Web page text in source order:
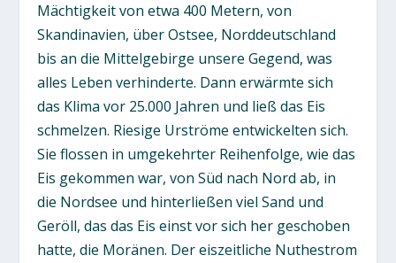
Mächtigkeit von etwa 400 Metern, von
Skandinavien, über Ostsee, Norddeutschland
bis an die Mittelgebirge unsere Gegend, was
alles Leben verhinderte. Dann erwärmte sich
das Klima vor 25.000 Jahren und ließ das Eis
schmelzen. Riesige Urströme entwickelten sich.
Sie flossen in umgekehrter Reihenfolge, wie das
Eis gekommen war, von Süd nach Nord ab, in
die Nordsee und hinterließen viel Sand und
Geröll, das das Eis einst vor sich her geschoben
hatte, die Moränen. Der eiszeitliche Nuthestrom